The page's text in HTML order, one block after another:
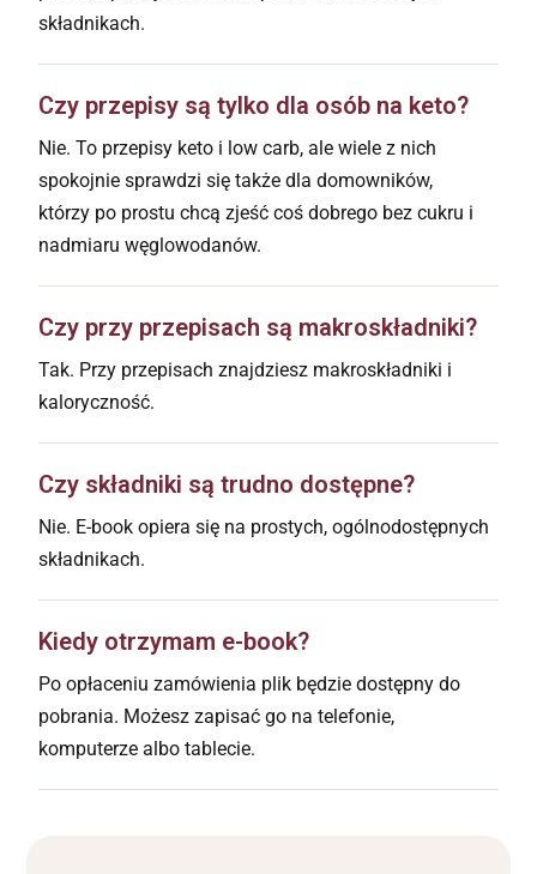
składnikach.
Czy przepisy są tylko dla osób na keto?
Nie. To przepisy keto i low carb, ale wiele z nich
spokojnie sprawdzi się także dla domowników,
którzy po prostu chcą zjeść coś dobrego bez cukru i
nadmiaru węglowodanów.
Czy przy przepisach są makroskładniki?
Tak. Przy przepisach znajdziesz makroskładniki i
kaloryczność.
Czy składniki są trudno dostępne?
Nie. E-book opiera się na prostych, ogólnodostępnych
składnikach.
Kiedy otrzymam e-book?
Po opłaceniu zamówienia plik będzie dostępny do
pobrania. Możesz zapisać go na telefonie,
komputerze albo tablecie.